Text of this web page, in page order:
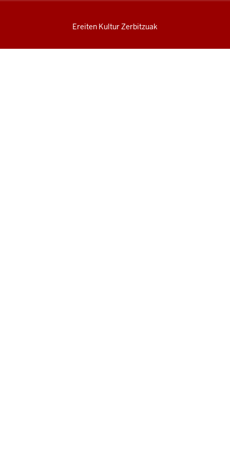
Ereiten Kultur Zerbitzuak